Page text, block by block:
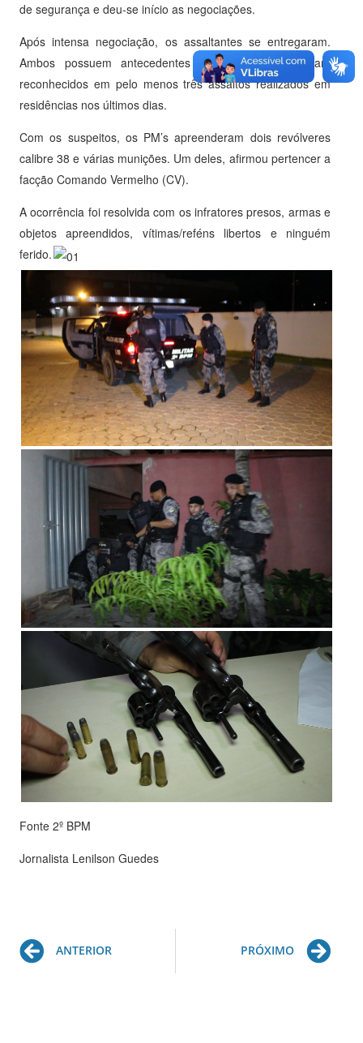
de segurança e deu-se início as negociações.
Após intensa negociação, os assaltantes se entregaram.
Ambos possuem antecedentes por roubo e já foram
reconhecidos em pelo menos três assaltos realizados em
residências nos últimos dias.
Com os suspeitos, os PM’s apreenderam dois revólveres
calibre 38 e várias munições. Um deles, afirmou pertencer a
facção Comando Vermelho (CV).
A ocorrência foi resolvida com os infratores presos, armas e
objetos apreendidos, vítimas/reféns libertos e ninguém
ferido.
Fonte 2º BPM
Jornalista Lenilson Guedes
Prev
ANTERIOR PRÓXIMO